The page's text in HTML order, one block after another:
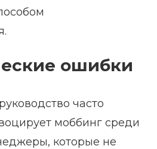
ошибки
часто
моббинг среди
которые не